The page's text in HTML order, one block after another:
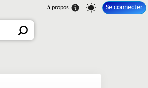
Se connecter